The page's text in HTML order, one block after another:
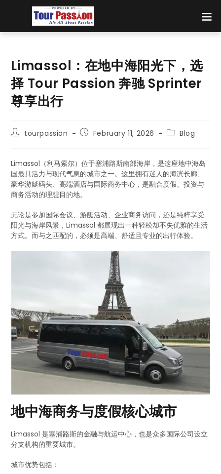
Limassol：在地中海阳光下，选
择 Tour Passion 奔驰 Sprinter
尊享出行
tourpassion February 11, 2026 Blog
Limassol（利马索尔）位于塞浦路斯南部海岸，是这座地中海岛
国最具活力与现代气息的城市之一。这里拥有迷人的海滨长廊、
豪华游艇码头、高端酒店与国际商务中心，是融合度假、投资与
商务活动的理想目的地。
无论是参加国际会议、游艇活动、企业商务访问，还是纯粹享受
阳光与海岸风景，Limassol 都展现出一种轻松却不失优雅的生活
方式。而与之匹配的，必须是高端、舒适且专业的出行体验。
地中海商务与度假核心城市
Limassol 是塞浦路斯的金融与航运中心，也是众多国际公司设立
分支机构的重要城市。
城市优势包括：